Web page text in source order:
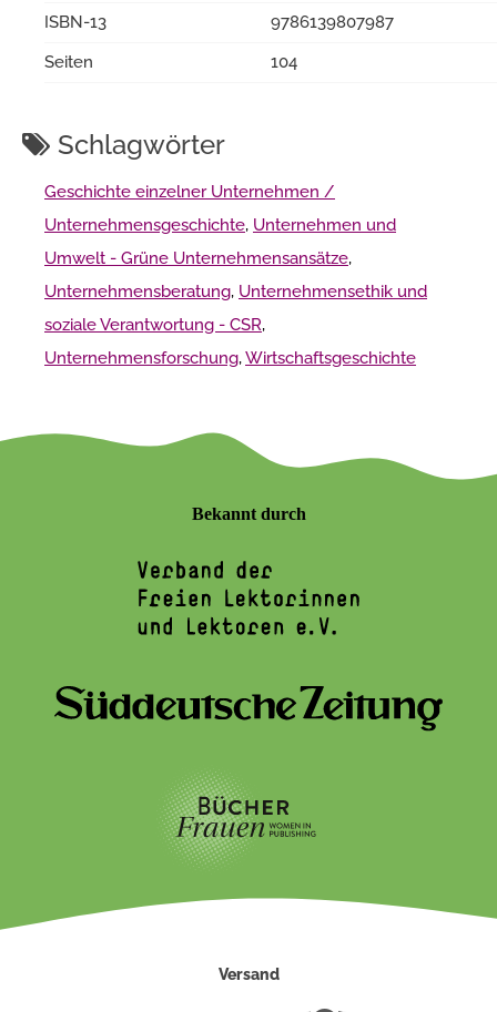
ISBN-13
9786139807987
Seiten
104
Schlagwörter
Geschichte einzelner Unternehmen /
Unternehmensgeschichte, Unternehmen und
Umwelt - Grüne Unternehmensansätze,
Unternehmensberatung, Unternehmensethik und
soziale Verantwortung - CSR,
Unternehmensforschung,Wirtschaftsgeschichte
Bekannt durch
Versand